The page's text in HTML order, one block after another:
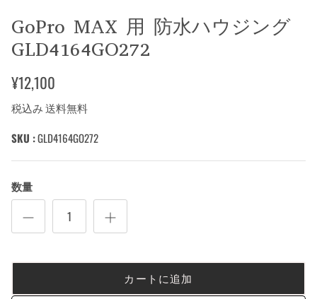
GoPro MAX 用 防水ハウジング
GLD4164GO272
¥12,100
税込み 送料無料
SKU :GLD4164GO272
数量
カートに追加